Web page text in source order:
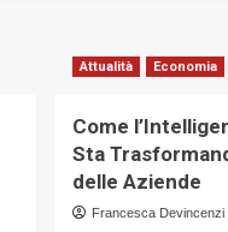
Attualità Economia
Come
Sta
delle Aziende
Francesca Devincenzi